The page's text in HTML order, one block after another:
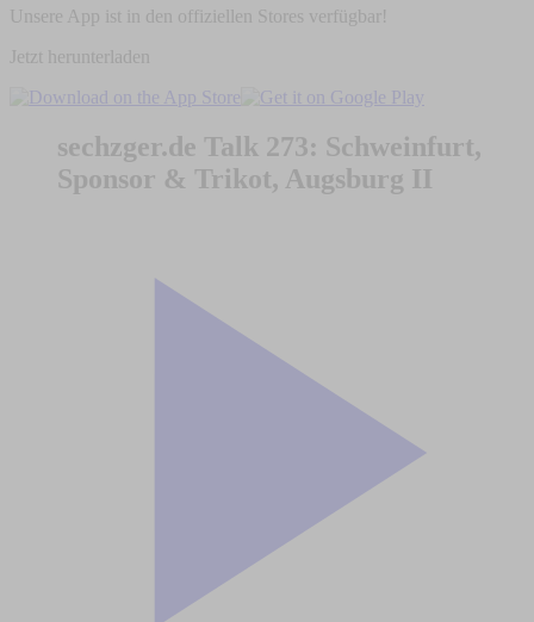
Unsere App ist in den offiziellen Stores verfügbar!
Jetzt herunterladen
sechzger.de Talk 273: Schweinfurt,
Sponsor & Trikot, Augsburg II